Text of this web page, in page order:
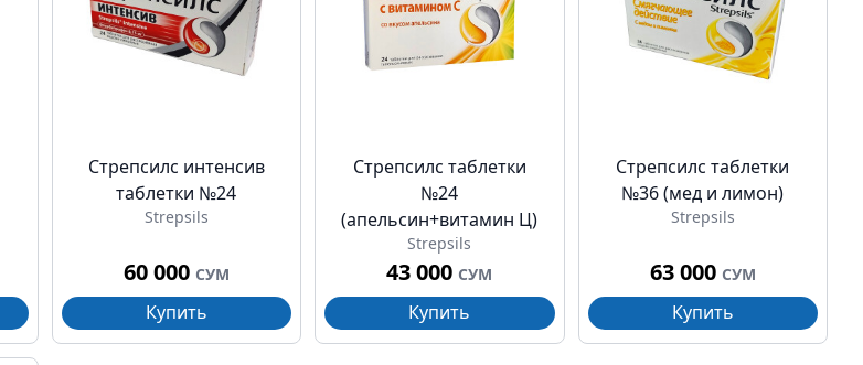
Стрепсилс интенсив
таблетки №24
Strepsils
60 000 СУМ
Купить
Стрепсилс таблетки
№24
(апельсин+витамин Ц)
Strepsils
43 000 СУМ
Купить
Стрепсилс таблетки
№36 (мед и лимон)
Strepsils
63 000 СУМ
Купить